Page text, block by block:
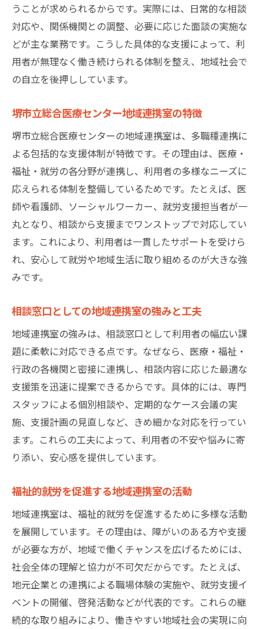
うことが求められるからです。実際には、日常的な相談
対応や、関係機関との調整、必要に応じた面談の実施な
どが主な業務です。こうした具体的な支援によって、利
用者が無理なく働き続けられる体制を整え、地域社会で
の自立を後押ししています。
堺市立総合医療センター地域連携室の特徴
堺市立総合医療センターの地域連携室は、多職種連携に
よる包括的な支援体制が特徴です。その理由は、医療・
福祉・就労の各分野が連携し、利用者の多様なニーズに
応えられる体制を整備しているためです。たとえば、医
師や看護師、ソーシャルワーカー、就労支援担当者が一
丸となり、相談から支援までワンストップで対応してい
ます。これにより、利用者は一貫したサポートを受けら
れ、安心して就労や地域生活に取り組めるのが大きな強
みです。
相談窓口としての地域連携室の強みと工夫
地域連携室の強みは、相談窓口として利用者の幅広い課
題に柔軟に対応できる点です。なぜなら、医療・福祉・
行政の各機関と密接に連携し、相談内容に応じた最適な
支援策を迅速に提案できるからです。具体的には、専門
スタッフによる個別相談や、定期的なケース会議の実
施、支援計画の見直しなど、きめ細かな対応を行ってい
ます。これらの工夫によって、利用者の不安や悩みに寄
り添い、安心感を提供しています。
福祉的就労を促進する地域連携室の活動
地域連携室は、福祉的就労を促進するために多様な活動
を展開しています。その理由は、障がいのある方や支援
が必要な方が、地域で働くチャンスを広げるためには、
社会全体の理解と協力が不可欠だからです。たとえば、
地元企業との連携による職場体験の実施や、就労支援イ
ベントの開催、啓発活動などが代表的です。これらの継
続的な取り組みにより、働きやすい地域社会の実現に向